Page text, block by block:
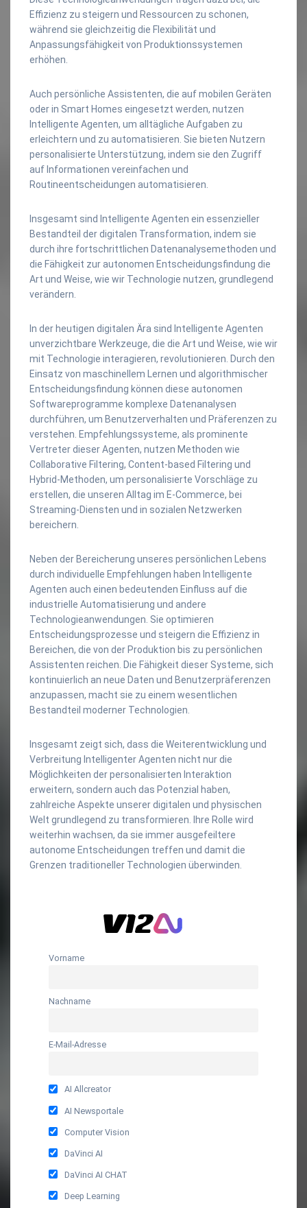
Effizienz zu steigern und Ressourcen zu schonen,
während sie gleichzeitig die Flexibilität und
Anpassungsfähigkeit von Produktionssystemen
erhöhen.
Auch persönliche Assistenten, die auf mobilen Geräten
oder in Smart Homes eingesetzt werden, nutzen
Intelligente Agenten, um alltägliche Aufgaben zu
erleichtern und zu automatisieren. Sie bieten Nutzern
personalisierte Unterstützung, indem sie den Zugriff
auf Informationen vereinfachen und
Routineentscheidungen automatisieren.
Insgesamt sind Intelligente Agenten ein essenzieller
Bestandteil der digitalen Transformation, indem sie
durch ihre fortschrittlichen Datenanalysemethoden und
die Fähigkeit zur autonomen Entscheidungsfindung die
Art und Weise, wie wir Technologie nutzen, grundlegend
verändern.
In der heutigen digitalen Ära sind Intelligente Agenten
unverzichtbare Werkzeuge, die die Art und Weise, wie wir
mit Technologie interagieren, revolutionieren. Durch den
Einsatz von maschinellem Lernen und algorithmischer
Entscheidungsfindung können diese autonomen
Softwareprogramme komplexe Datenanalysen
durchführen, um Benutzerverhalten und Präferenzen zu
verstehen. Empfehlungssysteme, als prominente
Vertreter dieser Agenten, nutzen Methoden wie
Collaborative Filtering, Content-based Filtering und
Hybrid-Methoden, um personalisierte Vorschläge zu
erstellen, die unseren Alltag im E-Commerce, bei
Streaming-Diensten und in sozialen Netzwerken
bereichern.
Neben der Bereicherung unseres persönlichen Lebens
durch individuelle Empfehlungen haben Intelligente
Agenten auch einen bedeutenden Einfluss auf die
industrielle Automatisierung und andere
Technologieanwendungen. Sie optimieren
Entscheidungsprozesse und steigern die Effizienz in
Bereichen, die von der Produktion bis zu persönlichen
Assistenten reichen. Die Fähigkeit dieser Systeme, sich
kontinuierlich an neue Daten und Benutzerpräferenzen
anzupassen, macht sie zu einem wesentlichen
Bestandteil moderner Technologien.
Insgesamt zeigt sich, dass die Weiterentwicklung und
Verbreitung Intelligenter Agenten nicht nur die
Möglichkeiten der personalisierten Interaktion
erweitern, sondern auch das Potenzial haben,
zahlreiche Aspekte unserer digitalen und physischen
Welt grundlegend zu transformieren. Ihre Rolle wird
weiterhin wachsen, da sie immer ausgefeiltere
autonome Entscheidungen treffen und damit die
Grenzen traditioneller Technologien überwinden.
Vorname
Nachname
E-Mail-Adresse
AI Allcreator
AI Newsportale
Computer Vision
DaVinci AI
DaVinci AI CHAT
Deep Learning